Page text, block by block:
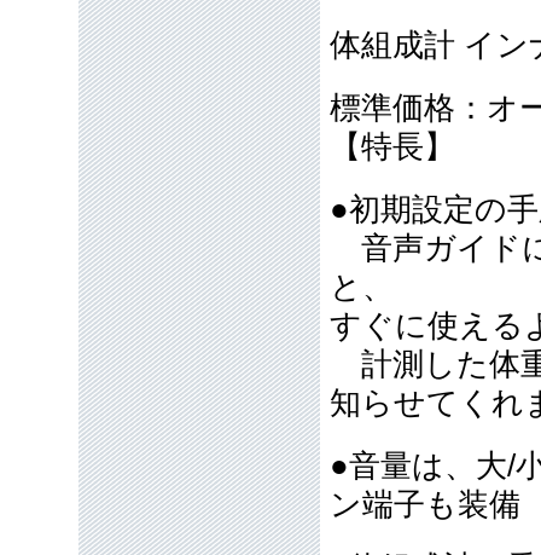
体組成計 イ
標準価格：オ
【特長】
●初期設定の
音声ガイド
と、
すぐに使え
計測した体
知らせてくれ
●音量は、大/
ン端子も装